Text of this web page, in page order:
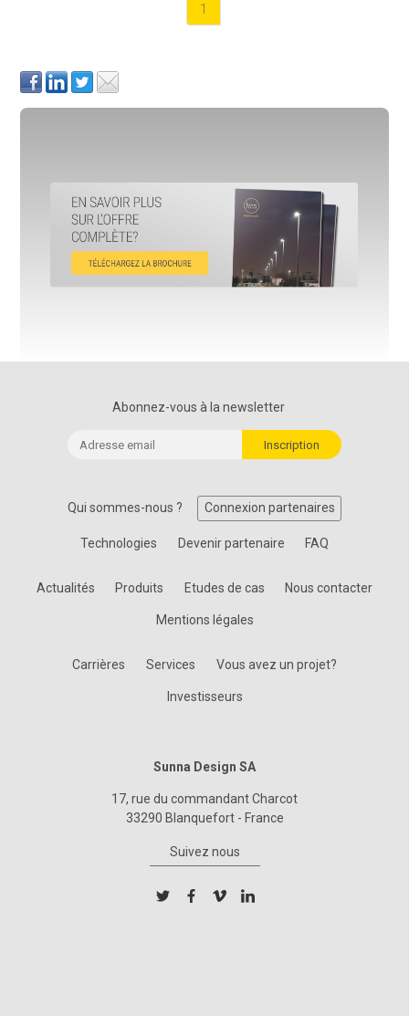
1
Abonnez-vous à la newsletter
Qui sommes-nous ? Connexion partenaires
Technologies Devenir partenaire FAQ
Actualités Produits Etudes de cas Nous contacter
Mentions légales
Carrières Services Vous avez un projet?
Investisseurs
Sunna Design SA
17, rue du commandant Charcot
33290 Blanquefort - France
Suivez nous